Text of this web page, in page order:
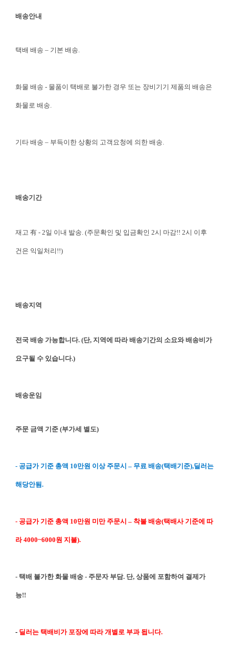
배송안내
택배 배송 – 기본 배송.
화물 배송 - 물품이 택배로 불가한 경우 또는 장비기기 제품의 배송은
화물로 배송.
기타 배송 – 부득이한 상황의 고객요청에 의한 배송.
배송기간
재고 有 - 2일 이내 발송. (주문확인 및 입금확인 2시 마감!! 2시 이후
건은 익일처리!!)
배송지역
전국 배송 가능합니다. (단, 지역에 따라 배송기간의 소요와 배송비가
요구될 수 있습니다.)
배송운임
주문 금액 기준 (부가세 별도)
- 공급가 기준 총액 10만원 이상 주문시 – 무료 배송(택배기준),딜러는
해당안됨.
- 공급가 기준 총액 10만원 미만 주문시 – 착불 배송(택배사 기준에 따
라 4000~6000원 지불).
- 택배 불가한 화물 배송 - 주문자 부담. 단, 상품에 포함하여 결제가
능!!
- 딜러는 택배비가 포장에 따라 개별로 부과 됩니다.